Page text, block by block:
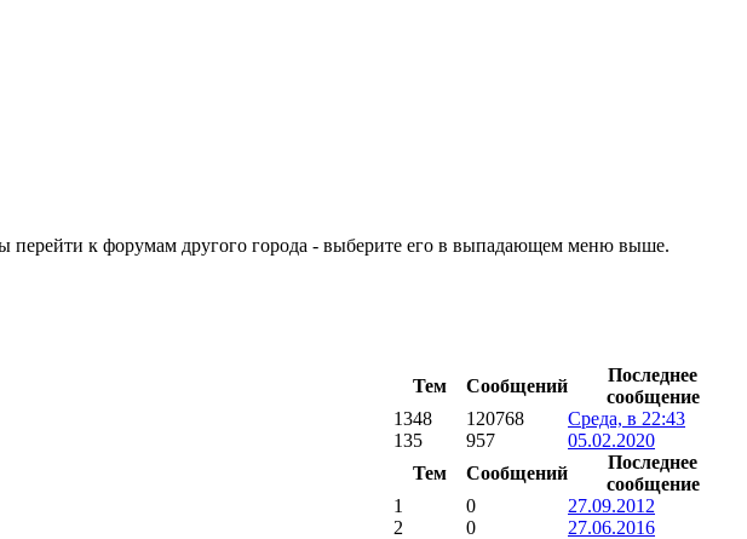
перейти к форумам другого города - выберите его в выпадающем меню выше.
Тем Сообщений
Последнее
сообщение
1348 120768
Среда, в 22:43
135 957
05.02.2020
Тем Сообщений
Последнее
сообщение
1 0
27.09.2012
2 0
27.06.2016